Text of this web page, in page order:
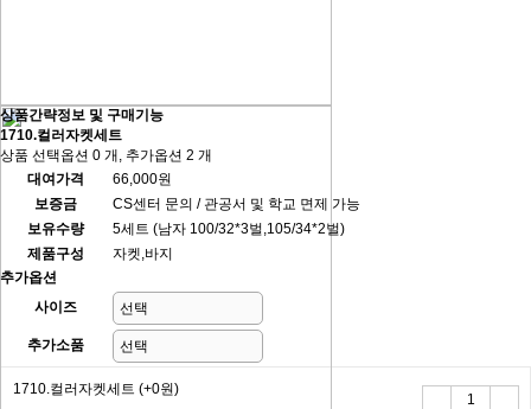
상품간략정보 및 구매기능
1710.컬러자켓세트
상품 선택옵션 0 개, 추가옵션 2 개
대여가격
66,000원
보증금
CS센터 문의 / 관공서 및 학교 면제 가능
보유수량
5세트 (남자 100/32*3벌,105/34*2벌)
제품구성
자켓,바지
추가옵션
사이즈
추가소품
1710.컬러자켓세트 (+0원)